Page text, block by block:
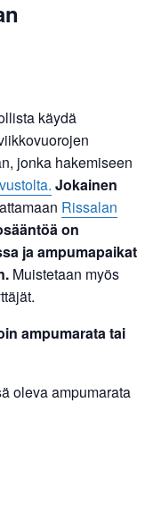
käydä
jonka hakemiseen
Jokainen
Rissalan
on
ja ampumapaikat
Muistetaan myös
ampumarata tai
oleva ampumarata